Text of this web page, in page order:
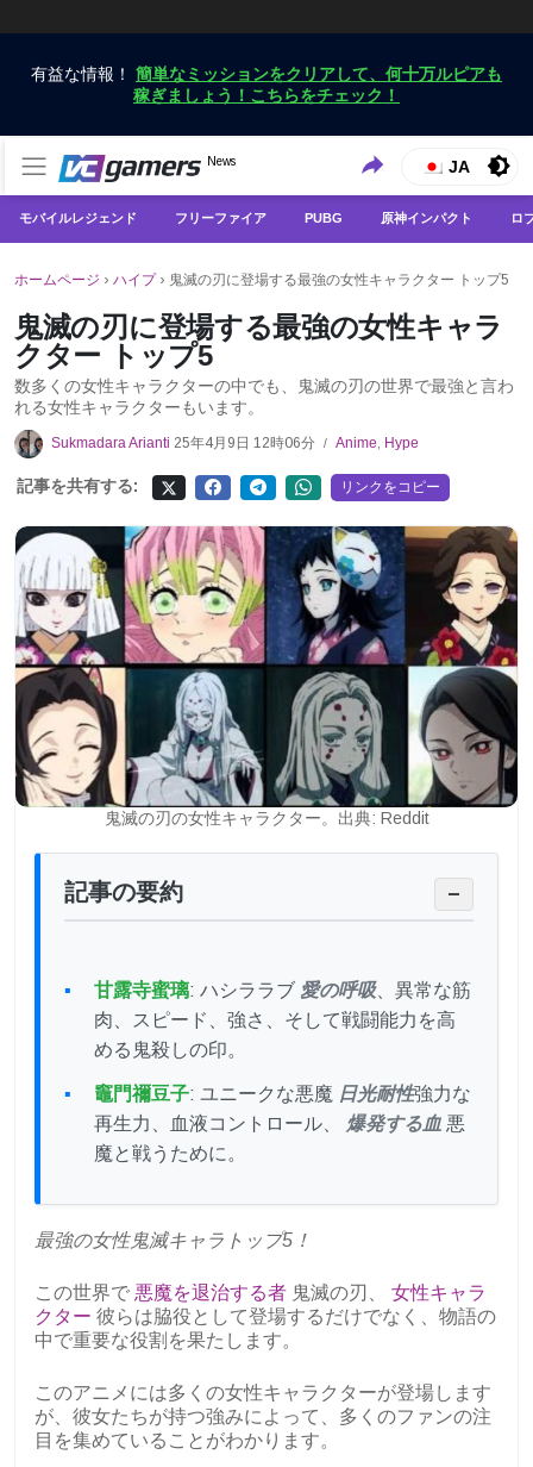
有益な情報！ 簡単なミッションをクリアして、何十万ルピアも
稼ぎましょう！こちらをチェック！
VCGamers ニュース
News
VCGamersだけで最新のゲームニュースを入手
JA
モバイルレジェンド フリーファイア PUBG 原神インパクト ロ
ホームページ › ハイプ› 鬼滅の刃に登場する最強の女性キャラクター トップ5
鬼滅の刃に登場する最強の女性キャラ
クター トップ5
数多くの女性キャラクターの中でも、鬼滅の刃の世界で最強と言わ
れる女性キャラクターもいます。
Sukmadara Arianti 25年4月9日 12時06分 / Anime, Hype
記事を共有する: リンクをコピー
鬼滅の刃の女性キャラクター。出典: Reddit
記事の要約 −
甘露寺蜜璃: ハシララブ 愛の呼吸、異常な筋
肉、スピード、強さ、そして戦闘能力を高
める鬼殺しの印。
竈門禰豆子: ユニークな悪魔 日光耐性強力な
再生力、血液コントロール、 爆発する血 悪
魔と戦うために。
最強の女性鬼滅キャラトップ5！
この世界で 悪魔を退治する者 鬼滅の刃、 女性キャラ
クター 彼らは脇役として登場するだけでなく、物語の
中で重要な役割を果たします。
このアニメには多くの女性キャラクターが登場します
が、彼女たちが持つ強みによって、多くのファンの注
目を集めていることがわかります。